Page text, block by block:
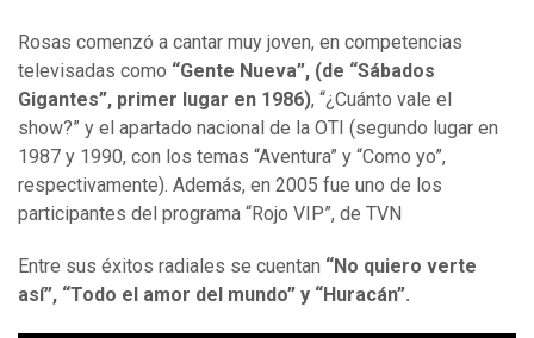
Rosas comenzó a cantar muy joven, en competencias
televisadas como “Gente Nueva”, (de “Sábados
Gigantes”, primer lugar en 1986), “¿Cuánto vale el
show?” y el apartado nacional de la OTI (segundo lugar en
1987 y 1990, con los temas “Aventura” y “Como yo”,
respectivamente). Además, en 2005 fue uno de los
participantes del programa “Rojo VIP”, de TVN
Entre sus éxitos radiales se cuentan “No quiero verte
así”, “Todo el amor del mundo” y “Huracán”.